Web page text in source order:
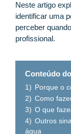
Neste artigo
identificar uma
perceber
profissional.
Conteúdo
1) Porque o
2) Como
3) O que
4) Outros
água